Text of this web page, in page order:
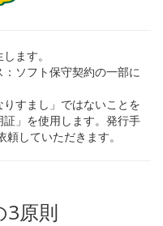
ます。
ソフト保守契約の一部に
すまし」ではないことを
」を使用します。発行手
していただきます。
3原則